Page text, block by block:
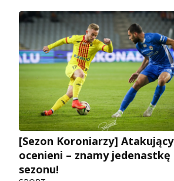
[Sezon Koroniarzy] Atakujący
ocenieni – znamy jedenastkę
sezonu!